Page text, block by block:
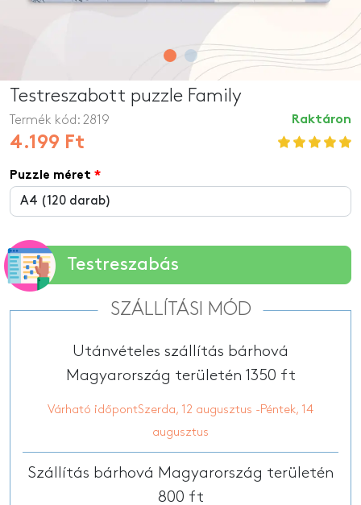
Testreszabott puzzle Family
Raktáron
Termék kód: 2819
4.199 Ft
Puzzle méret
Testreszabás
SZÁLLÍTÁSI MÓD
Utánvételes szállítás bárhová
Magyarország területén 1350 ft
Várható időpontSzerda, 12 augusztus -Péntek, 14
augusztus
Szállítás bárhová Magyarország területén
800 ft